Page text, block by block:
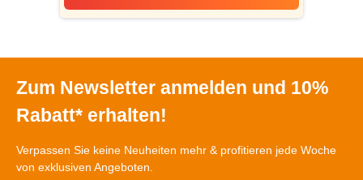
Zum Newsletter anmelden und 10%
Rabatt* erhalten!
Verpassen Sie keine Neuheiten mehr & profitieren jede Woche
von exklusiven Angeboten.